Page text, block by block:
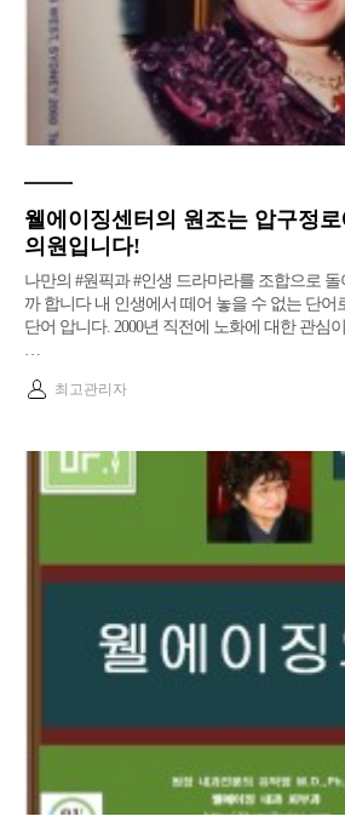
웰에이징센터의 원조는 압구정
의원입니다!
나만의 #원픽과 #인생 드라마라를 조합으로
까 합니다 내 인생에서 떼어 놓을 수 없는 단어로 원픽은 웰에이징이
단어 압니다.​ 2000년 직전에 노화에 대한 관심
…
최고관리자